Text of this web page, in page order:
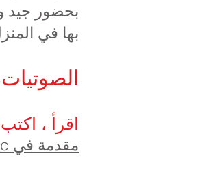
بحضور جيد
بها في
الصوتيات
اقرأ ،
مقدمة في Read Write Inc للوالدين ومقدمي الرعاية